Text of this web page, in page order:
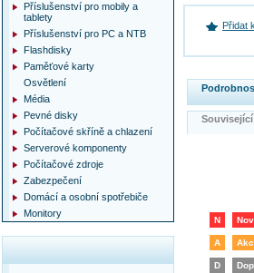
Přidat
N
A
D
Příslušenství pro mobily a
tablety
Příslušenství pro PC a NTB
Flashdisky
Paměťové karty
Osvětlení
Média
Pevné disky
Počítačové skříně a chlazení
Serverové komponenty
Počítačové zdroje
Zabezpečení
Domácí a osobní spotřebiče
Monitory